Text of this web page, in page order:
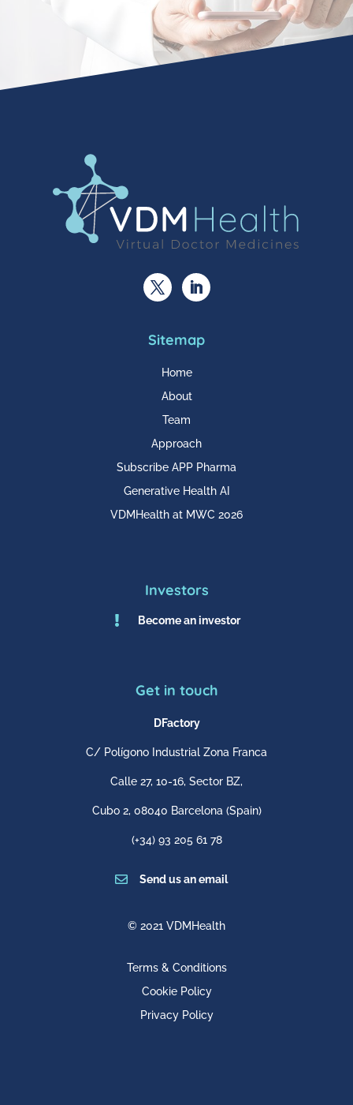
Sitemap
Home
About
Team
Approach
Subscribe APP Pharma
Generative Health AI
VDMHealth at MWC 2026
Investors
 Become an investor
Get in touch
DFactory
C/ Polígono Industrial Zona Franca
Calle 27, 10-16, Sector BZ,
Cubo 2, 08040 Barcelona(Spain)
(+34) 93 205 61 78
 Send us an email
© 2021 VDMHealth
Terms & Conditions
Cookie Policy
Privacy Policy